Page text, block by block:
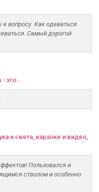
вопросу. Как одеваться
Самый дорогой
это...
и света, караоке и видео,
Пользовался и
стволом и особенно